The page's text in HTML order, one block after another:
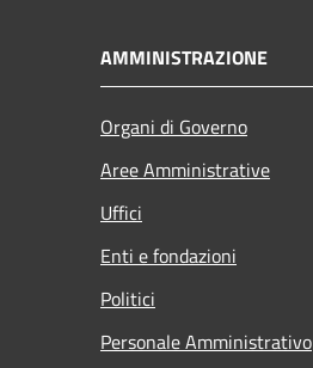
AMMINISTRAZIONE
Organi di Governo
Aree Amministrative
Uffici
Enti e fondazioni
Politici
Personale Amministrativo